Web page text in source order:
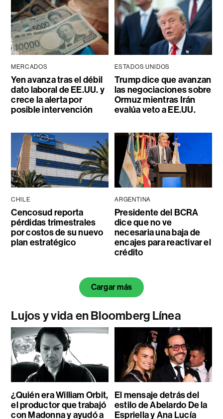
MERCADOS
Yen avanza tras el débil
dato laboral de EE.UU. y
crece la alerta por
posible intervención
ESTADOS UNIDOS
Trump dice que avanzan
las negociaciones sobre
Ormuz mientras Irán
evalúa veto a EE.UU.
CHILE
Cencosud reporta
pérdidas trimestrales
por costos de su nuevo
plan estratégico
ARGENTINA
Presidente del BCRA
dice que no ve
necesaria una baja de
encajes para reactivar el
crédito
Cargar más
Lujos y vida en Bloomberg Línea
¿Quién era William Orbit,
el productor que trabajó
con Madonna y ayudó a
El mensaje detrás del
estilo de Abelardo De la
Espriella y Ana Lucía